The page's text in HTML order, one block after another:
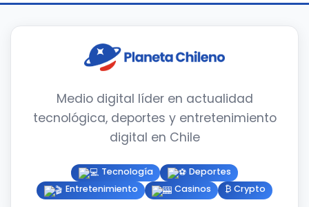
Medio digital líder en actualidad
tecnológica, deportes y entretenimiento
digital en Chile
Tecnología
Deportes
Entretenimiento
Casinos ₿ Crypto